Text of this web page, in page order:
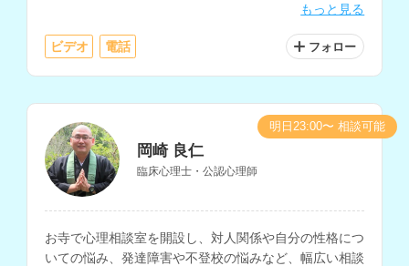
コミュニケーションの研修講師としても活動されていま
す。
もっと見る
ビデオ 電話 フォロー
岡崎 良仁
臨床心理士・公認心理師
お寺で心理相談室を開設し、対人関係や自分の性格につ
いての悩み、発達障害や不登校の悩みなど、幅広い相談
明日23:00〜 相談可能